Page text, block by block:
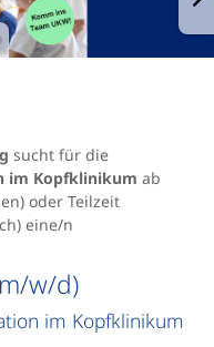
w/d)
im Kopfklinikum
sucht für die
im Kopfklinikum ab
oder Teilzeit
eine/n